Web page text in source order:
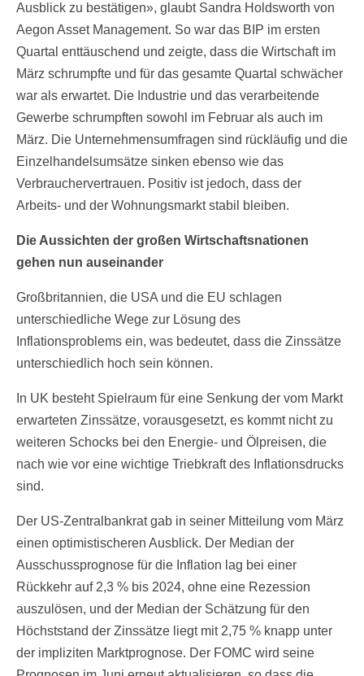
Ausblick zu bestätigen», glaubt Sandra Holdsworth von
Aegon Asset Management. So war das BIP im ersten
Quartal enttäuschend und zeigte, dass die Wirtschaft im
März schrumpfte und für das gesamte Quartal schwächer
war als erwartet. Die Industrie und das verarbeitende
Gewerbe schrumpften sowohl im Februar als auch im
März. Die Unternehmensumfragen sind rückläufig und die
Einzelhandelsumsätze sinken ebenso wie das
Verbrauchervertrauen. Positiv ist jedoch, dass der
Arbeits- und der Wohnungsmarkt stabil bleiben.
Die Aussichten der großen Wirtschaftsnationen
gehen nun auseinander
Großbritannien, die USA und die EU schlagen
unterschiedliche Wege zur Lösung des
Inflationsproblems ein, was bedeutet, dass die Zinssätze
unterschiedlich hoch sein können.
In UK besteht Spielraum für eine Senkung der vom Markt
erwarteten Zinssätze, vorausgesetzt, es kommt nicht zu
weiteren Schocks bei den Energie- und Ölpreisen, die
nach wie vor eine wichtige Triebkraft des Inflationsdrucks
sind.
Der US-Zentralbankrat gab in seiner Mitteilung vom März
einen optimistischeren Ausblick. Der Median der
Ausschussprognose für die Inflation lag bei einer
Rückkehr auf 2,3 % bis 2024, ohne eine Rezession
auszulösen, und der Median der Schätzung für den
Höchststand der Zinssätze liegt mit 2,75 % knapp unter
der impliziten Marktprognose. Der FOMC wird seine